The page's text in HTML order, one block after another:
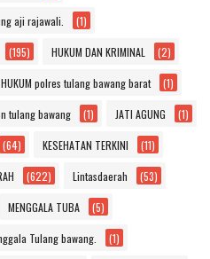
aji rajawali. (1)
(195) HUKUM DAN KRIMINAL (2)
HUKUM polres tulang bawang barat (1)
tulang bawang (1) JATI AGUNG (1)
(64) KESEHATAN TERKINI (11)
(622) Lintasdaerah (53)
MENGGALA TUBA (5)
Tulang bawang. (1)